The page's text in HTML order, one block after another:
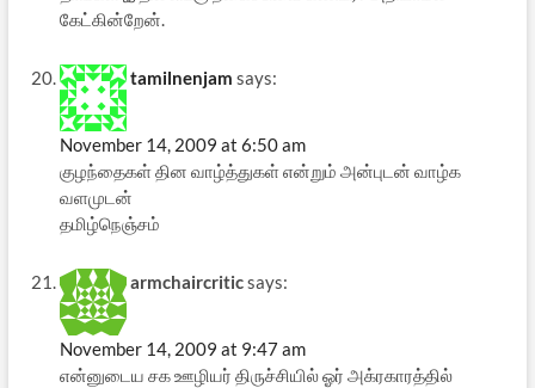
கேட்கின்றேன்.
tamilnenjam says:
November 14, 2009 at 6:50 am
குழந்தைகள் தின வாழ்த்துகள் என்றும் அன்புடன் வாழ்க
வளமுடன்
தமிழ்நெஞ்சம்
armchaircriticsays:
November 14, 2009 at 9:47 am
என்னுடைய சக ஊழியர் திருச்சியில் ஓர் அக்ரகாரத்தில்